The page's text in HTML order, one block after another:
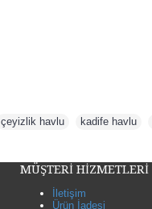
çeyizlik havlu kadife havlu
MÜŞTERİ HİZMETLERİ
İletişim
Ürün İadesi